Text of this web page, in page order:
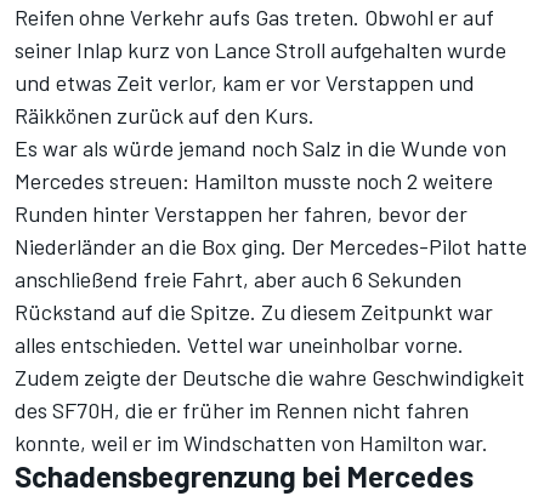
Reifen ohne Verkehr aufs Gas treten. Obwohl er auf
seiner Inlap kurz von Lance Stroll aufgehalten wurde
und etwas Zeit verlor, kam er vor Verstappen und
Räikkönen zurück auf den Kurs.
Es war als würde jemand noch Salz in die Wunde von
Mercedes streuen: Hamilton musste noch 2 weitere
Runden hinter Verstappen her fahren, bevor der
Niederländer an die Box ging. Der Mercedes-Pilot hatte
anschließend freie Fahrt, aber auch 6 Sekunden
Rückstand auf die Spitze. Zu diesem Zeitpunkt war
alles entschieden. Vettel war uneinholbar vorne.
Zudem zeigte der Deutsche die wahre Geschwindigkeit
des SF70H, die er früher im Rennen nicht fahren
konnte, weil er im Windschatten von Hamilton war.
Schadensbegrenzung bei Mercedes